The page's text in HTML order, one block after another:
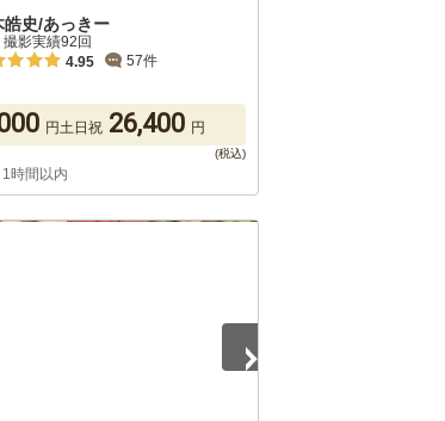
皓史/あっきー
撮影実績92回
4.95
57件
円土日祝 26,400 円
時間以内